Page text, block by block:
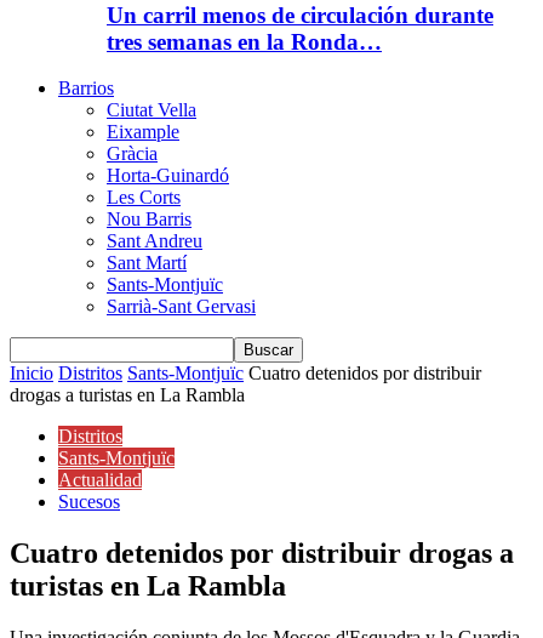
Un carril menos de circulación durante
tres semanas en la Ronda…
Barrios
Ciutat Vella
Eixample
Gràcia
Horta-Guinardó
Les Corts
Nou Barris
Sant Andreu
Sant Martí
Sants-Montjuïc
Sarrià-Sant Gervasi
Inicio Distritos Sants-Montjuïc Cuatro detenidos por distribuir
drogas a turistas en La Rambla
Distritos
Sants-Montjuïc
Actualidad
Sucesos
Cuatro detenidos por distribuir drogas a
turistas en La Rambla